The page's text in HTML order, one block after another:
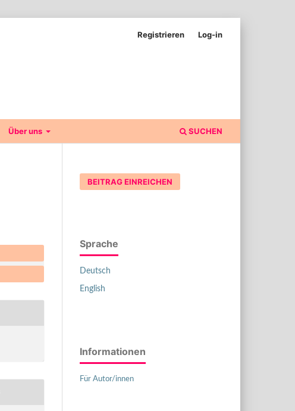
Über uns SUCHEN
Registrieren Log-in
BEITRAG EINREICHEN
Sprache
Deutsch
English
Informationen
Für Autor/innen